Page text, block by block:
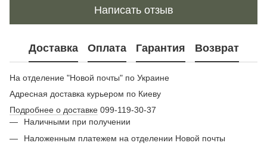
Написать отзыв
Доставка Оплата Гарантия Возврат
На отделение "Новой почты" по Украине
Адресная доставка курьером по Киеву
Подробнее о доставке 099-119-30-37
Наличными при получении
Наложенным платежем на отделении Новой почты